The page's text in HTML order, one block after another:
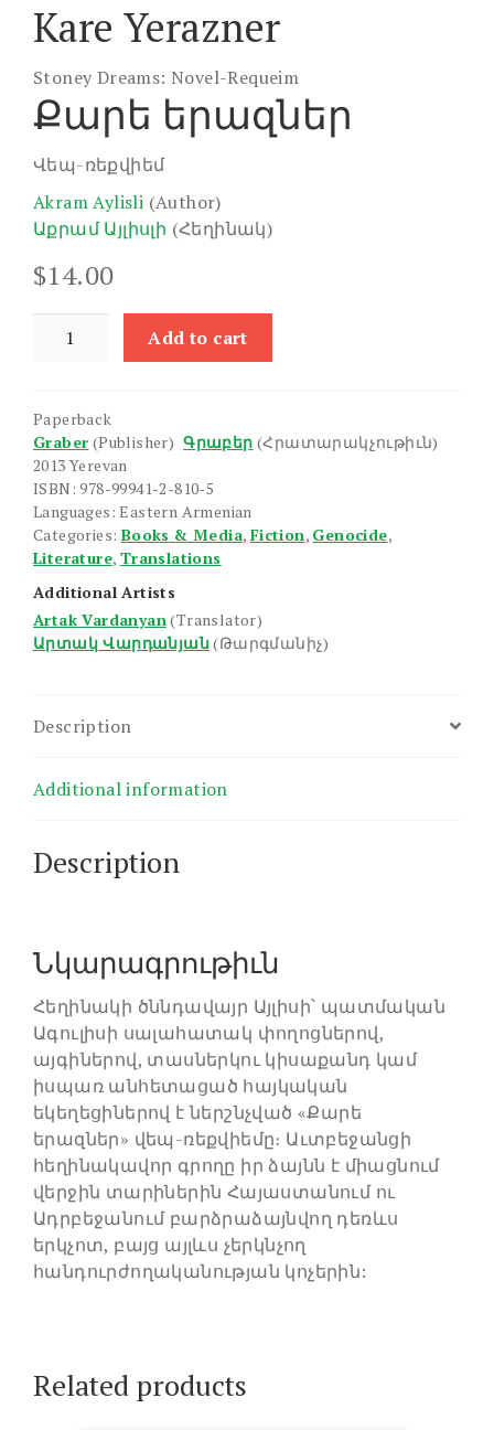
Kare Yerazner
Stoney Dreams: Novel-Requeim
Քարե երազներ
Վեպ-ռեքվիեմ
Akram Aylisli (Author)
Աքրամ Այլիսլի (Հեղինակ)
$14.00
Yerazner
Add to cart
Paperback
Graber (Publisher) Գրաբեր (Հրատարակչութիւն)
2013 Yerevan
ISBN: 978-99941-2-810-5
Languages: Eastern Armenian
Categories: Books & Media, Fiction, Genocide,
Literature, Translations
Additional Artists
Artak Vardanyan(Translator)
Արտակ Վարդանյան(Թարգմանիչ)
Description
Additional information
Description
Նկարագրութիւն
Հեղինակի ծննդավայր Այլիսի՝ պատմական
Ագուլիսի սալահատակ փողոցներով,
այգիներով, տասներկու կիսաքանդ կամ
իսպառ անհետացած հայկական
եկեղեցիներով է ներշնչված «Քարե
երազներ» վեպ-ռեքվիեմը։ Աւտբեջանցի
հեղինակավոր գրողը իր ձայնն է միացնում
վերջին տարիներին Հայաստանում ու
Ադրբեջանում բարձրաձայնվող դեռևս
երկչոտ, բայց այլևս չերկնչող
հանդուրժողականության կոչերին:
Related products